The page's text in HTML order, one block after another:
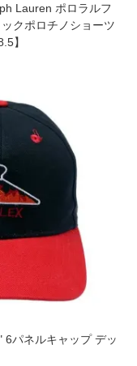
Lauren ポロラルフ
クポロチノショーツ
】
パネルキャップ デッ